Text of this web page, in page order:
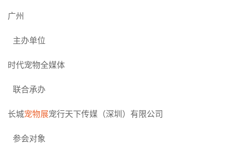
广州
主办单位
时代宠物全媒体
联合承办
长城宠物展宠行天下传媒（深圳）有限公司
参会对象